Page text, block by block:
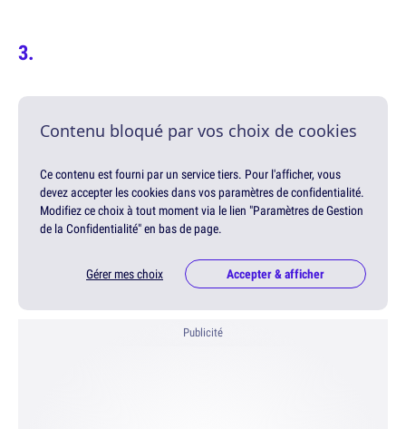
Contenu bloqué par vos choix de cookies
Ce contenu est fourni par un service tiers. Pour l'afficher, vous
devez accepter les cookies dans vos paramètres de confidentialité.
Modifiez ce choix à tout moment via le lien "Paramètres de Gestion
de la Confidentialité" en bas de page.
Gérer mes choix Accepter & afficher
Publicité